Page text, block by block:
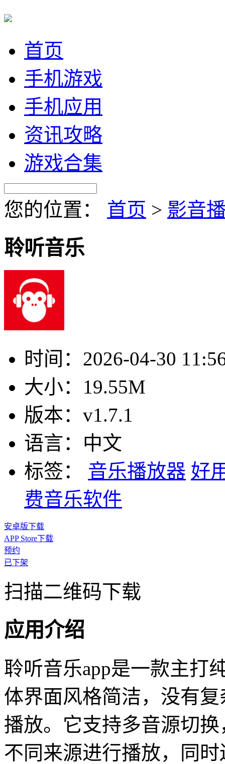
首页
手机游戏
手机应用
资讯攻略
游戏合集
您的位置： 首页 > 影音
聆听音乐
时间： 2026-04-30
大小： 19.55M
版本： v1.7.1
语言： 中文
标签：
音乐播放器 好
费音乐软件
安卓版下载
APP Store下载
预约
已下架
扫描二维码下载
应用介绍
聆听音乐app是一款主打
体界面风格简洁，没有
播放。它支持多音源切
不同来源进行播放，同